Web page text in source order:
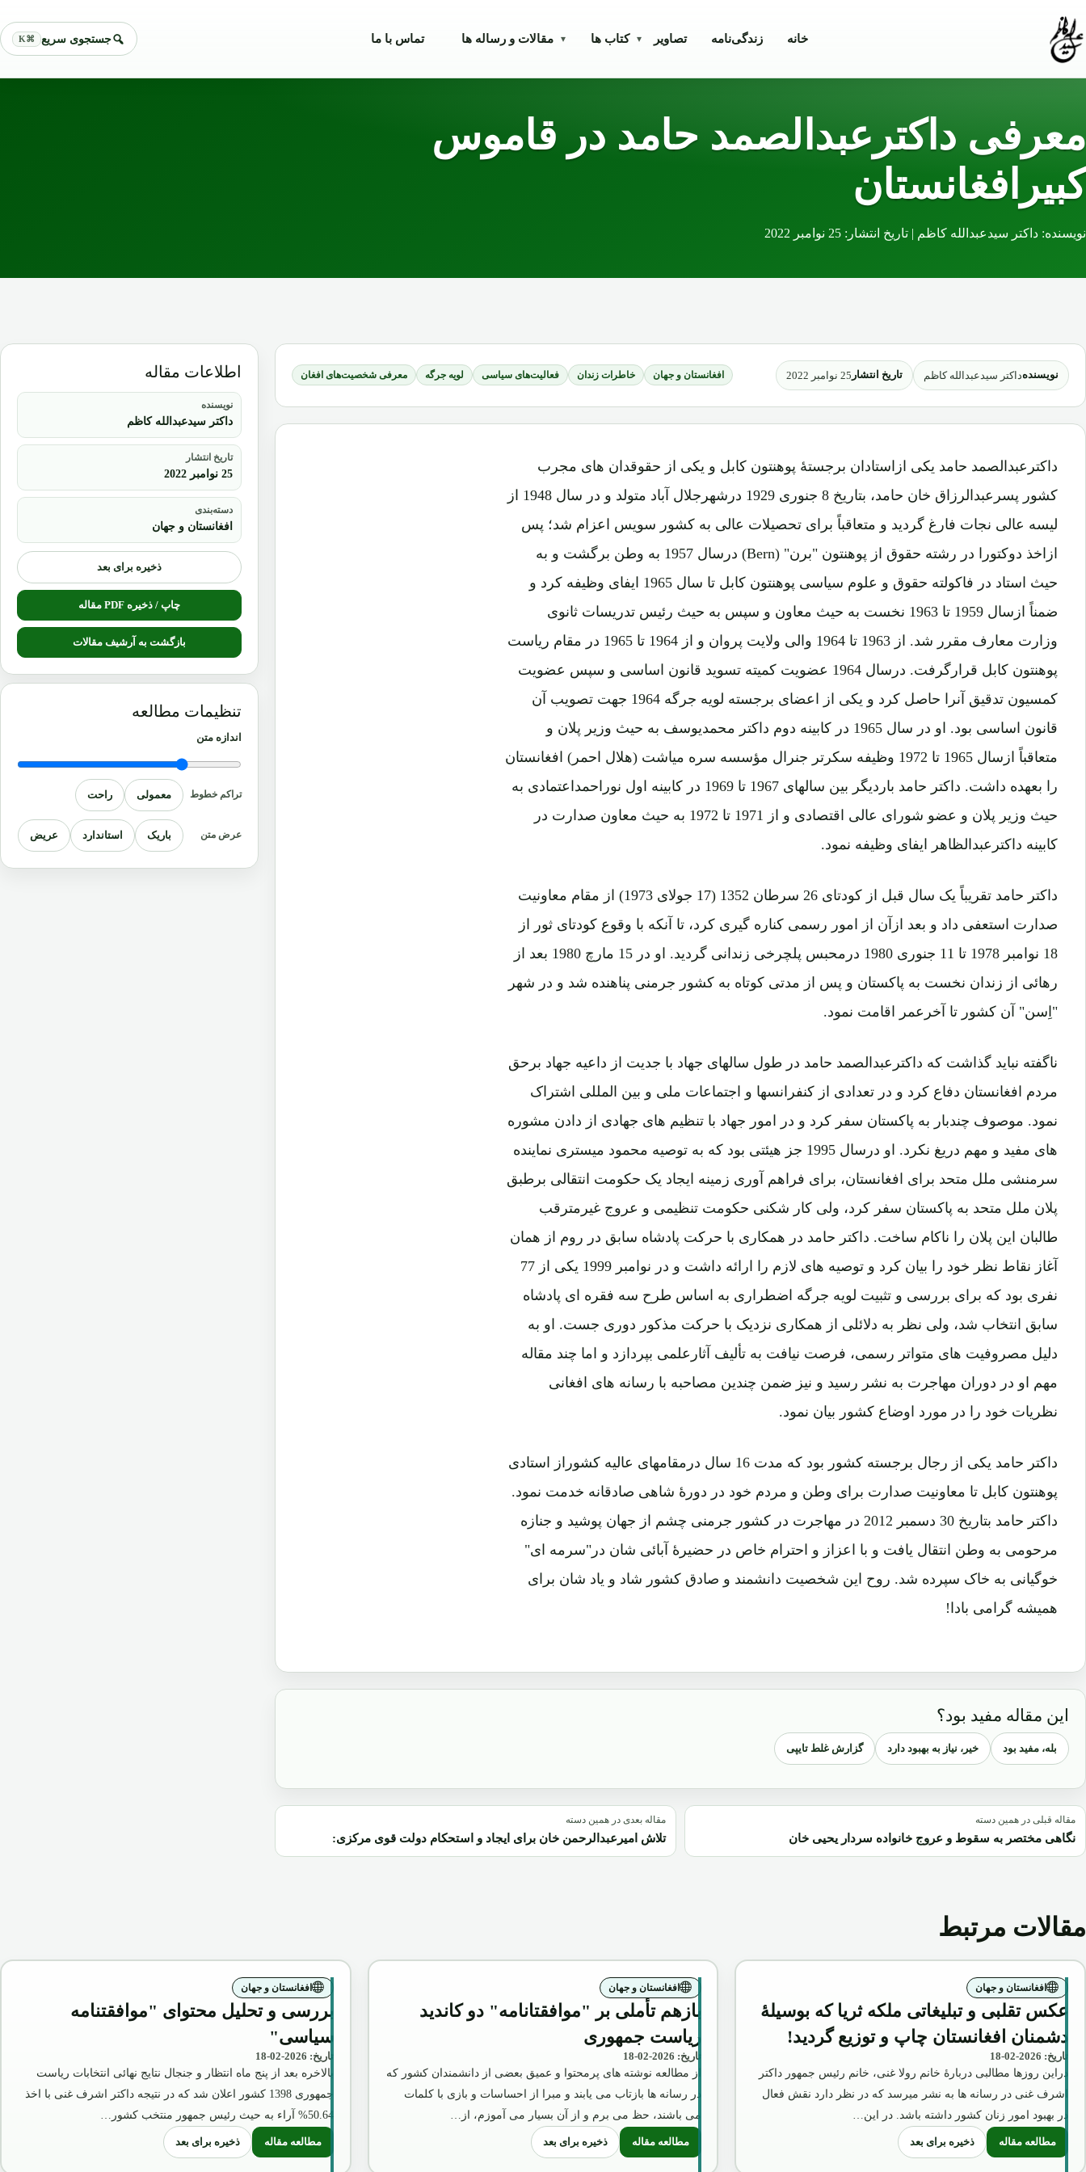
خانه زندگی‌نامه تصاویر کتاب ها ▾ مقالات و رساله ها ▾ تماس با ما جستجوی سریع ⌘K
معرفی داکترعبدالصمد حامد در قاموس
کبیرافغانستان
نویسنده: داکتر سیدعبدالله کاظم | تاریخ انتشار: 25 نوامبر 2022
نویسندهداکتر سیدعبدالله کاظم تاریخ انتشار 25 نوامبر 2022 افغانستان و جهان خاطرات زندان فعالیت‌های سیاسی لویه جرگه معرفی شخصیت‌های افغان
داکترعبدالصمد حامد یکی ازاستادان برجستۀ پوهنتون کابل و یکی از حقوقدان های مجرب
کشور پسرعبدالرزاق خان حامد، بتاریخ 8 جنوری 1929 درشهرجلال آباد متولد و در سال 1948 از
لیسه عالی نجات فارغ گردید و متعاقباً برای تحصیلات عالی به کشور سویس اعزام شد؛ پس
ازاخذ دوکتورا در رشته حقوق از پوهنتون "برن" (Bern) درسال 1957 به وطن برگشت و به
حیث استاد در فاکولته حقوق و علوم سیاسی پوهنتون کابل تا سال 1965 ایفای وظیفه کرد و
ضمناً ازسال 1959 تا 1963 نخست به حیث معاون و سپس به حیث رئیس تدریسات ثانوی
وزارت معارف مقرر شد. از 1963 تا 1964 والی ولایت پروان و از 1964 تا 1965 در مقام ریاست
پوهنتون کابل قرارگرفت. درسال 1964 عضویت کمیته تسوید قانون اساسی و سپس عضویت
کمسیون تدقیق آنرا حاصل کرد و یکی از اعضای برجسته لویه جرگه 1964 جهت تصویب آن
قانون اساسی بود. او در سال 1965 در کابینه دوم داکتر محمدیوسف به حیث وزیر پلان و
متعاقباً ازسال 1965 تا 1972 وظیفه سکرتر جنرال مؤسسه سره میاشت (هلال احمر) افغانستان
را بعهده داشت. داکتر حامد باردیگر بین سالهای 1967 تا 1969 در کابینه اول نوراحمداعتمادی به
حیث وزیر پلان و عضو شورای عالی اقتصادی و از 1971 تا 1972 به حیث معاون صدارت در
کابینه داکترعبدالظاهر ایفای وظیفه نمود.
داکتر حامد تقریباً یک سال قبل از کودتای 26 سرطان 1352 (17 جولای 1973) از مقام معاونیت
صدارت استعفی داد و بعد ازآن از امور رسمی کناره گیری کرد، تا آنکه با وقوع کودتای ثور از
18 نوامبر 1978 تا 11 جنوری 1980 درمحبس پلچرخی زندانی گردید. او در 15 مارچ 1980 بعد از
رهائی از زندان نخست به پاکستان و پس از مدتی کوتاه به کشور جرمنی پناهنده شد و در شهر
"اِسن" آن کشور تا آخرعمر اقامت نمود.
ناگفته نباید گذاشت که داکترعبدالصمد حامد در طول سالهای جهاد با جدیت از داعیه جهاد برحق
مردم افغانستان دفاع کرد و در تعدادی از کنفرانسها و اجتماعات ملی و بین المللی اشتراک
نمود. موصوف چندبار به پاکستان سفر کرد و در امور جهاد با تنظیم های جهادی از دادن مشوره
های مفید و مهم دریغ نکرد. او درسال 1995 جز هیئتی بود که به توصیه محمود میستری نماینده
سرمنشی ملل متحد برای افغانستان، برای فراهم آوری زمینه ایجاد یک حکومت انتقالی برطبق
پلان ملل متحد به پاکستان سفر کرد، ولی کار شکنی حکومت تنظیمی و عروج غیرمترقب
طالبان این پلان را ناکام ساخت. داکتر حامد در همکاری با حرکت پادشاه سابق در روم از همان
آغاز نقاط نظر خود را بیان کرد و توصیه های لازم را ارائه داشت و در نوامبر 1999 یکی از 77
نفری بود که برای بررسی و تثبیت لویه جرگه اضطراری به اساس طرح سه فقره ای پادشاه
سابق انتخاب شد، ولی نظر به دلائلی از همکاری نزدیک با حرکت مذکور دوری جست. او به
دلیل مصروفیت های متواتر رسمی، فرصت نیافت به تألیف آثارعلمی بپردازد و اما چند مقاله
مهم او در دوران مهاجرت به نشر رسید و نیز ضمن چندین مصاحبه با رسانه های افغانی
نظریات خود را در مورد اوضاع کشور بیان نمود.
داکتر حامد یکی از رجال برجسته کشور بود که مدت 16 سال درمقامهای عالیه کشوراز استادی
پوهنتون کابل تا معاونیت صدارت برای وطن و مردم خود در دورۀ شاهی صادقانه خدمت نمود.
داکتر حامد بتاریخ 30 دسمبر 2012 در مهاجرت در کشور جرمنی چشم از جهان پوشید و جنازه
مرحومی به وطن انتقال یافت و با اعزاز و احترام خاص در حضیرۀ آبائی شان در"سرمه ای"
خوگیانی به خاک سپرده شد. روح این شخصیت دانشمند و صادق کشور شاد و یاد شان برای
همیشه گرامی بادا!
این مقاله مفید بود؟
بله، مفید بود خیر، نیاز به بهبود دارد گزارش غلط تایپی
مقاله قبلی در همین دسته
نگاهی مختصر به سقوط و عروج خانواده سردار یحیی خان
مقاله بعدی در همین دسته
تلاش امیرعبدالرحمن خان برای ایجاد و استحکام دولت قوی مرکزی:
اطلاعات مقاله
نویسنده
داکتر سیدعبدالله کاظم
تاریخ انتشار
25 نوامبر 2022
دسته‌بندی
افغانستان و جهان
ذخیره برای بعد
چاپ / ذخیره PDF مقاله
بازگشت به آرشیف مقالات
تنظیمات مطالعه
اندازه متن
تراکم خطوط معمولی راحت
عرض متن باریک استاندارد عریض
مقالات مرتبط
افغانستان و جهان
عکس تقلبی و تبلیغاتی ملکه ثریا که بوسیلۀ
دشمنان افغانستان چاپ و توزیع گردید!
تاریخ: 2026-02-18
دراین روزها مطالبی دربارۀ خانم رولا غنی، خانم رئیس جمهور داکتر
اشرف غنی در رسانه ها به نشر میرسد که در نظر دارد نقش فعال
در بهبود امور زنان کشور داشته باشد. در این…
مطالعه مقاله: عکس تقلبی و تبلیغاتی ملکه ثریا که بوسیلۀ دشمنان افغانستان چاپ و توزیع گردید!
ذخیره برای بعد
افغانستان و جهان
بازهم تأملی بر "موافقتانامه" دو کاندید
ریاست جمهوری
تاریخ: 2026-02-18
از مطالعه نوشته های پرمحتوا و عمیق بعضی از دانشمندان کشور که
در رسانه ها بازتاب می یابند و مبرا از احساسات و بازی با کلمات
می باشند، حظ می برم و از آن بسیار می آموزم، از…
مطالعه مقاله: بازهم تأملی بر "موافقتانامه" دو کاندید ریاست جمهوری
ذخیره برای بعد
افغانستان و جهان
بررسی و تحلیل محتوای "موافقتنامه
سیاسی"
تاریخ: 2026-02-18
بالاخره بعد از پنج ماه انتظار و جنجال نتایج نهائی انتخابات ریاست
جمهوری 1398 کشور اعلان شد که در نتیجه داکتر اشرف غنی با اخذ
50.64% آراء به حیث رئیس جمهور منتخب کشور…
مطالعه مقاله: بررسی و تحلیل محتوای "موافقتنامه سیاسی"
ذخیره برای بعد